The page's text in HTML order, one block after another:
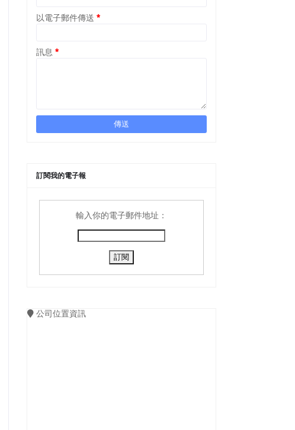
以電子郵件傳送 *
訊息 *
訂閱我的電子報
輸入你的電子郵件地址：
公司位置資訊